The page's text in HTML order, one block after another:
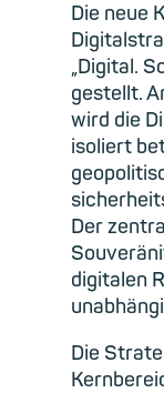
Die neue
„Digital.
gestellt.
wird die
isoliert
Der
digitalen
Die